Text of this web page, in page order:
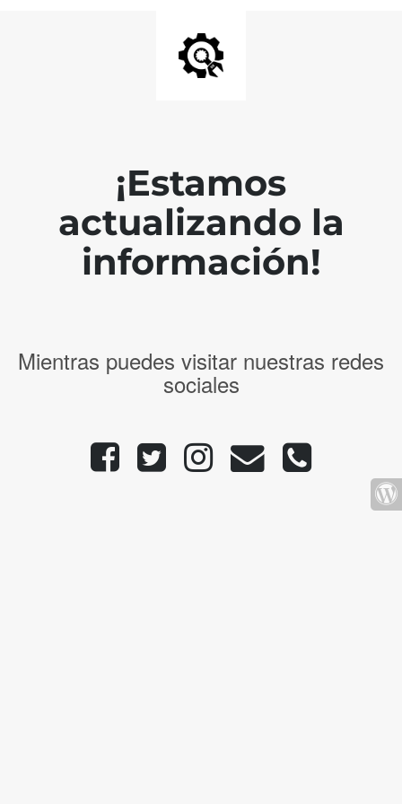
¡Estamos
actualizando la
información!
Mientras puedes visitar nuestras redes
sociales